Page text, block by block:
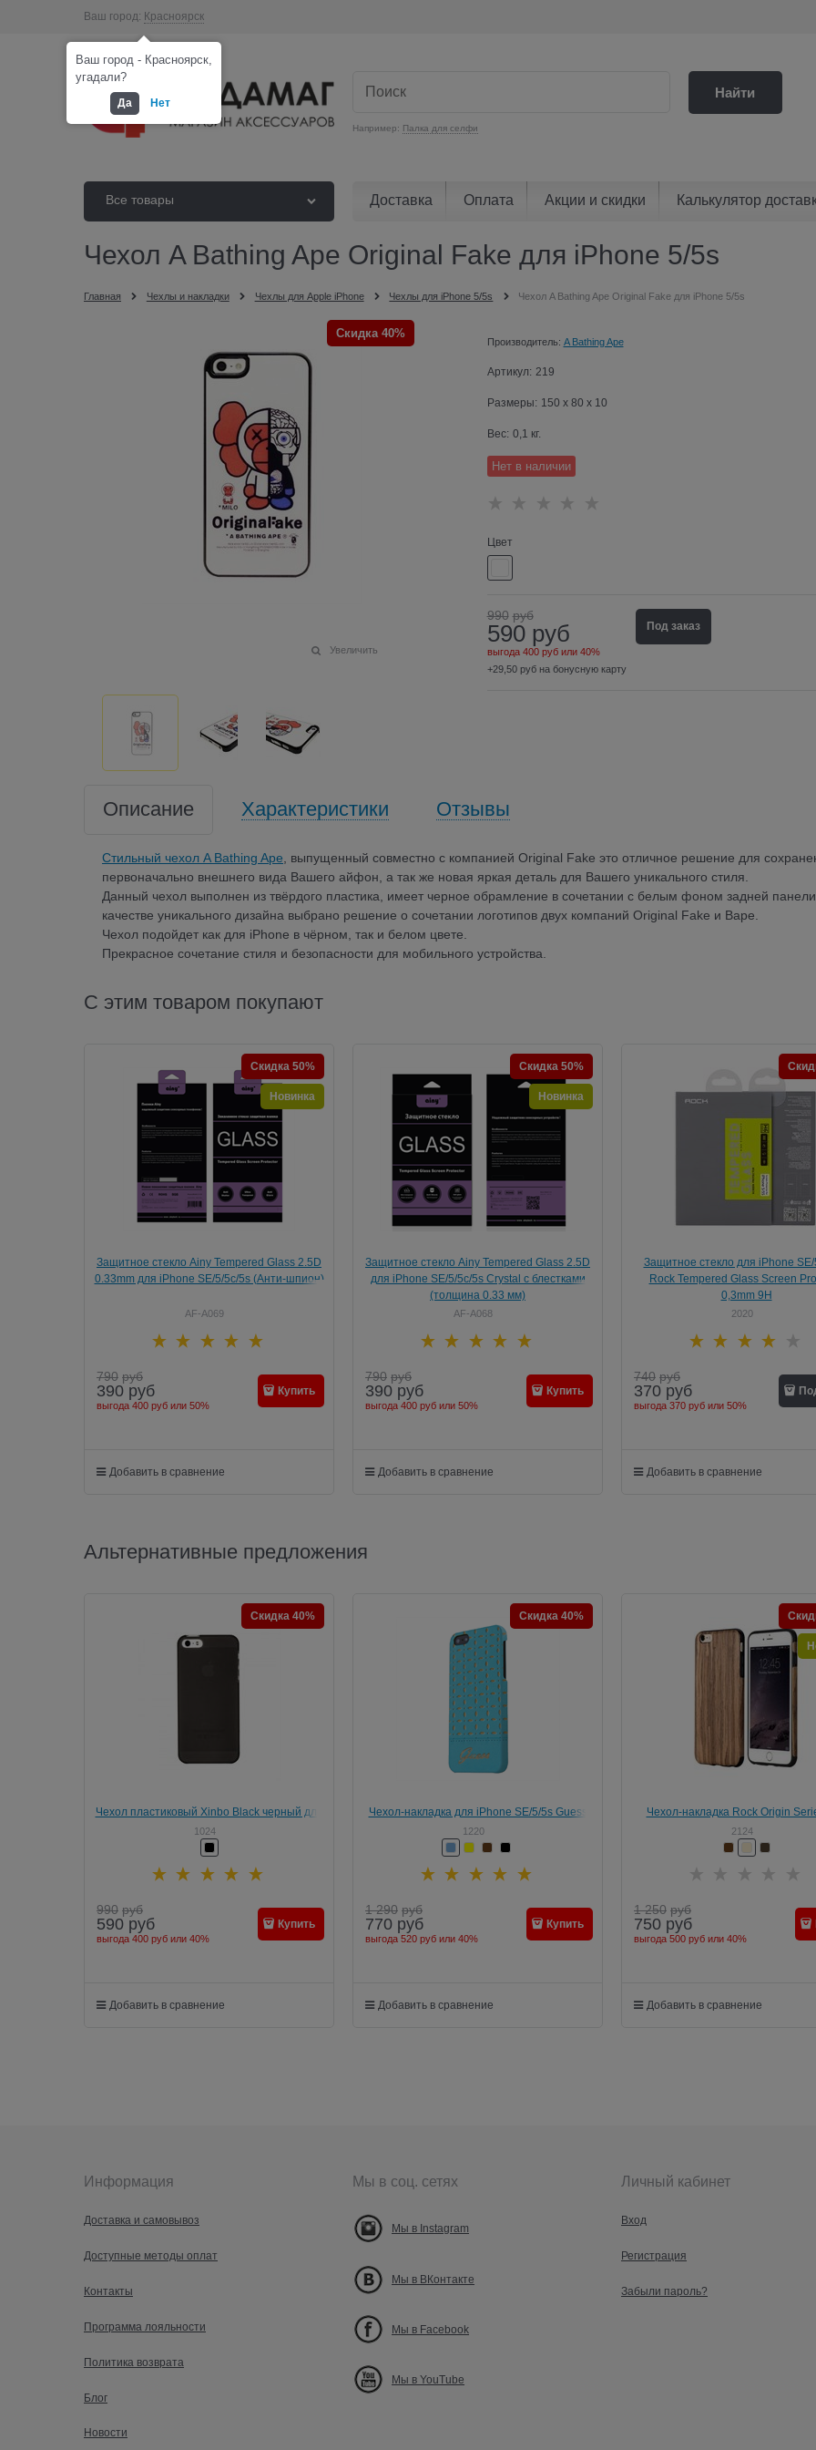
Ваш город: Красноярск
Например: Палка для селфи
Найти
Все товары Доставка Оплата Акции и скидки Калькулятор
Чехол A Bathing Ape Original Fake для iPhone 5/5s
Главная Чехлы и накладки Чехлы для Apple iPhone Чехлы для iPhone 5/5s Чехол A Bathing Ape Original Fake для iPhone 5/5s
Скидка 40%
Увеличить
Производитель: A Bathing Ape
Артикул: 219
Размеры: 150 x 80 x 10
Вес: 0,1 кг.
Нет в наличии
Цвет
990 руб
590 руб
выгода 400 рубили 40%
+29,50 руб на бонусную карту
Под заказ
Описание Характеристики Отзывы
Стильный чехол A Bathing Ape , выпущенный совместно с компанией Original Fake это отличное решение для
первоначально внешнего вида Вашего айфон, а так же новая яркая деталь для Вашего уникального стиля.
Данный чехол выполнен из твёрдого пластика, имеет черное обрамление в сочетании с белым фоном задней
качестве уникального дизайна выбрано решение о сочетании логотипов двух компаний Original Fake и Bape.
Чехол подойдет как для iPhone в чёрном, так и белом цвете.
Прекрасное сочетание стиля и безопасности для мобильного устройства.
С этим товаром покупают
Защитное стекло Ainy Tempered Glass 2.5D
0.33mm для iPhone SE/5/5c/5s (Анти-шпион)
AF-A069
Скидка 50%
Новинка
790 руб
390 руб
выгода 400 руб или 50%
Купить
Добавить в сравнение
Защитное стекло Ainy Tempered Glass 2.5D
для iPhone SE/5/5c/5s Crystal с блестками
(толщина 0.33 мм)
AF-A068
Скидка 50%
Новинка
790 руб
390 руб
выгода 400 руб или 50%
Купить
Добавить в сравнение
Защитное стекло для iPhone SE/
Rock Tempered Glass Screen
0,3mm 9H
2020
740 руб
370 руб
выгода 370 руб или 50%
Добавить в сравнение
Альтернативные предложения
Чехол пластиковый Xinbo Black черный для
iPhone SE/5/5s
1024
Скидка 40%
990 руб
590 руб
выгода 400 руб или 40%
Купить
Добавить в сравнение
Чехол-накладка для iPhone SE/5/5s Guess
GIANINA
1220
Скидка 40%
1 290 руб
770 руб
выгода 520 руб или 40%
Купить
Добавить в сравнение
Чехол-накладка Rock Origin
iPhone 5/5s Wood
2124
1 250 руб
750 руб
выгода 500 руб или 40%
Добавить в сравнение
Информация
Доставка и самовывоз
Доступные методы оплат
Контакты
Программа лояльности
Политика возврата
Блог
Новости
Мы в соц. сетях
Мы в Instagram
Мы в ВКонтакте
Мы в Facebook
Мы в YouTube
Личный кабинет
Вход
Регистрация
Забыли пароль?
Ваш город - Красноярск,
угадали?
Да Нет